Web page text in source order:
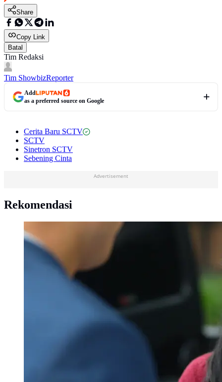
Share
Copy Link
Batal
Tim Redaksi
Tim ShowbizReporter
Add
as a preferred source on Google
Cerita Baru SCTV
SCTV
Sinetron SCTV
Sebening Cinta
Advertisement
Rekomendasi